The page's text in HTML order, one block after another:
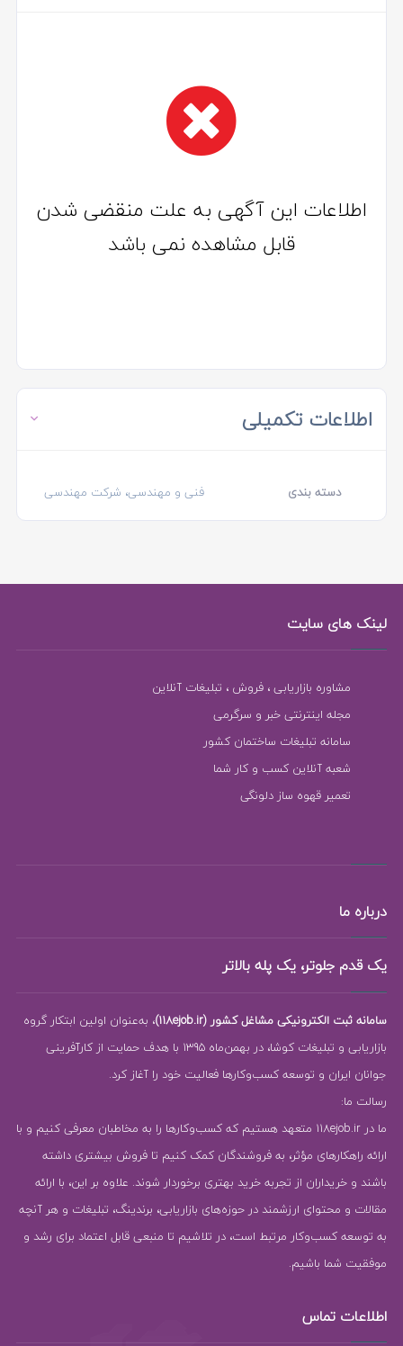
اطلاعات این آگهی به علت منقضی شدن
قابل مشاهده نمی باشد
اطلاعات تکمیلی
دسته بندی فنی و مهندسی، شرکت مهندسی
لینک های سایت
مشاوره بازاریابی ، فروش ، تبلیغات آنلاین
مجله اینترنتی خبر و سرگرمی
سامانه تبلیغات ساختمان کشور
شعبه آنلاین کسب و کار شما
تعمیر قهوه ساز دلونگی
درباره ما
یک قدم جلوتر، یک پله بالاتر
سامانه ثبت الکترونیکی مشاغل کشور (118ejob.ir)
، به‌عنوان اولین ابتکار گروه
بازاریابی و تبلیغات کوشا، در بهمن‌ماه 1395 با هدف حمایت از کارآفرینی
جوانان ایران و توسعه کسب‌وکارها فعالیت خود را آغاز کرد.
رسالت ما:
ما در 118ejob.ir متعهد هستیم که کسب‌وکارها را به مخاطبان معرفی کنیم و با
ارائه راهکارهای مؤثر، به فروشندگان کمک کنیم تا فروش بیشتری داشته
باشند و خریداران از تجربه خرید بهتری برخوردار شوند. علاوه بر این، با ارائه
مقالات و محتوای ارزشمند در حوزه‌های بازاریابی، برندینگ، تبلیغات و هر آنچه
به توسعه کسب‌وکار مرتبط است، در تلاشیم تا منبعی قابل اعتماد برای رشد و
موفقیت شما باشیم.
اطلاعات تماس